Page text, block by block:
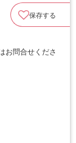
保存する
お問合せくださ